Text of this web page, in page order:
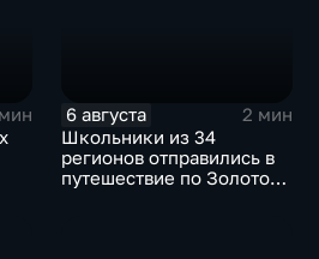
6 августа
2 мин
Школьники из 34
регионов отправились в
путешествие по Золотому